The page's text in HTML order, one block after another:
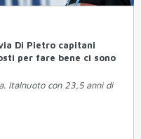
Di Pietro capitani
per fare bene ci sono
Italnuoto con 23,5 anni di